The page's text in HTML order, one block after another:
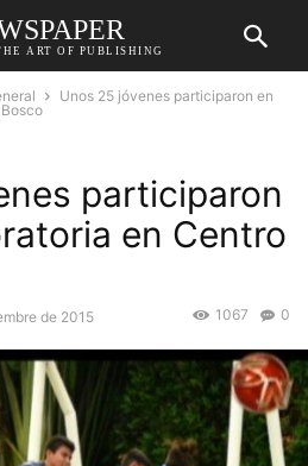
ART OF PUBLISHING
Unos 25 jóvenes participaron en
participaron
en Centro
de 2015 0
1067